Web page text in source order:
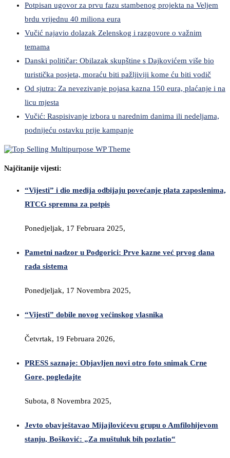
Potpisan ugovor za prvu fazu stambenog projekta na Veljem
brdu vrijednu 40 miliona eura
Vučić najavio dolazak Zelenskog i razgovore o važnim
temama
Danski političar: Obilazak skupštine s Dajkovićem više bio
turistička posjeta, moraću biti pažljiviji kome ću biti vodič
Od sjutra: Za nevezivanje pojasa kazna 150 eura, plaćanje i na
licu mjesta
Vučić: Raspisivanje izbora u narednim danima ili nedeljama,
podnijeću ostavku prije kampanje
Najčitanije vijesti:
“Vijesti” i dio medija odbijaju povećanje plata zaposlenima,
RTCG spremna za potpis
Ponedjeljak, 17 Februara 2025,
Pametni nadzor u Podgorici: Prve kazne već prvog dana
rada sistema
Ponedjeljak, 17 Novembra 2025,
“Vijesti” dobile novog većinskog vlasnika
Četvrtak, 19 Februara 2026,
PRESS saznaje: Objavljen novi otro foto snimak Crne
Gore, pogledajte
Subota, 8 Novembra 2025,
Jevto obavještavao Mijajlovićevu grupu o Amfilohijevom
stanju, Bošković: „Za muštuluk bih pozlatio“